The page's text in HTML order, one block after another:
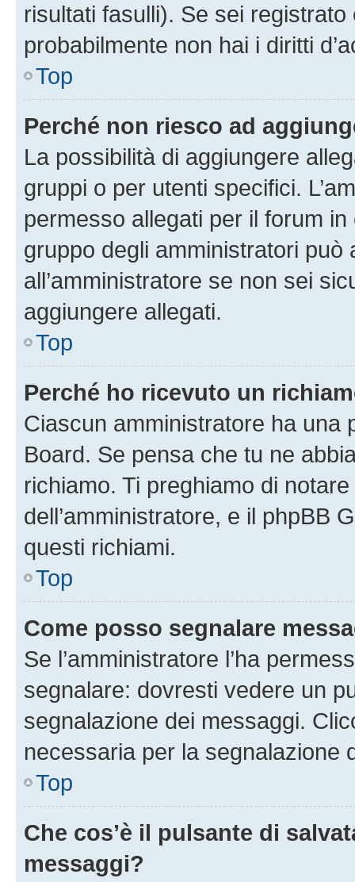
risultati fasulli). Se sei
probabilmente non hai i diritti
Top
Perché non riesco ad
La possibilità di aggiungere
gruppi o per utenti specifici.
permesso allegati per il forum
gruppo degli amministratori può
all’amministratore se non sei
aggiungere allegati.
Top
Perché ho ricevuto un
Ciascun amministratore ha una
Board. Se pensa che tu ne
richiamo. Ti preghiamo di
dell’amministratore, e il phpBB
questi richiami.
Top
Come posso segnalare
Se l’amministratore l’ha
segnalare: dovresti vedere un
segnalazione dei messaggi.
necessaria per la segnalazione
Top
Che cos’è il pulsante di
messaggi?